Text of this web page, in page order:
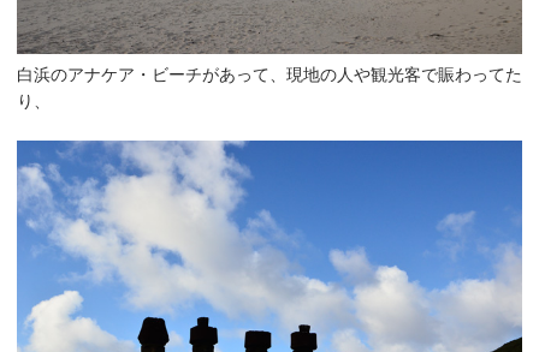
白浜のアナケア・ビーチがあって、現地の人や観光客で賑わってた
り、